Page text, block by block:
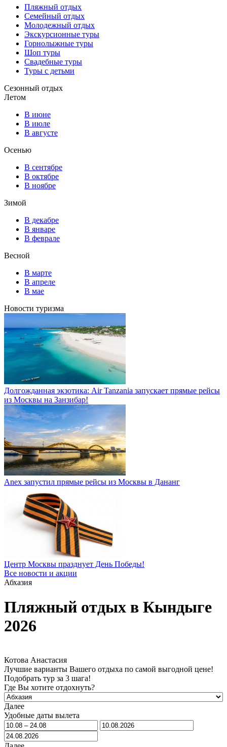
Пляжный отдых
Семейный отдых
Молодежный отдых
Экскурсионные туры
Горнолыжные туры
Шоп туры
Свадебные туры
Туры с детьми
Сезонный отдых
Летом
В июне
В июле
В августе
Осенью
В сентябре
В октябре
В ноябре
Зимой
В декабре
В январе
В феврале
Весной
В марте
В апреле
В мае
Новости туризма
Долгожданная экзотика: Air Tanzania запускает прямые рейсы
из Москвы на Занзибар!
Anex запустил прямые рейсы из Москвы в Дананг
Центр Москвы празднует День Победы!
Все новости и акции
Абхазия
Пляжный отдых в Кындыге
2026
Котова Анастасия
Лучшие варианты Вашего отдыха по самой выгодной цене!
Подобрать тур за 3 шага!
Где Вы хотите отдохнуть?
Далее
Удобные даты вылета